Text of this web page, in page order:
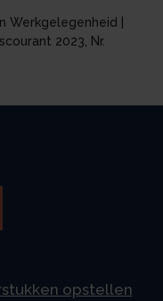
Werkgelegenheid |
2023, Nr.
opstellen